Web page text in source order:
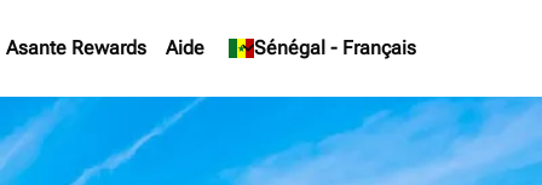
Asante Rewards Aide Sénégal - Français
keyboard_arrow_down